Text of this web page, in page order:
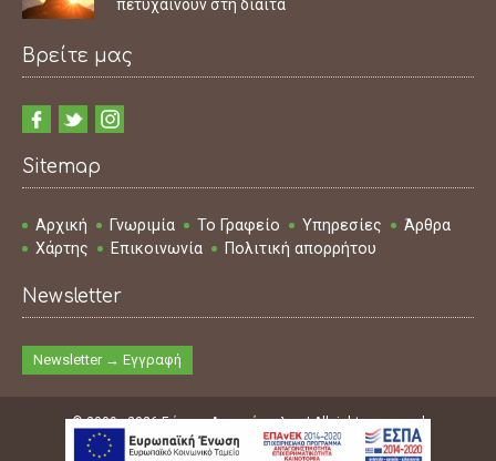
πετυχαίνουν στη δίαιτα
Βρείτε μας
Sitemap
Αρχική Γνωριμία Το Γραφείο Υπηρεσίες
Άρθρα
Χάρτης
Επικοινωνία Πολιτική απορρήτου
Newsletter
Newsletter → Εγγραφή
© 2009 - 2026 Γιάννης Δημακόπουλος | All rights reserved
Design & Development & SEO